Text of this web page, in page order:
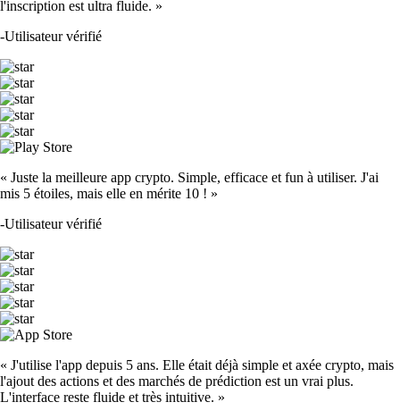
l'inscription est ultra fluide. »
-Utilisateur vérifié
« Juste la meilleure app crypto. Simple, efficace et fun à utiliser. J'ai
mis 5 étoiles, mais elle en mérite 10 ! »
-Utilisateur vérifié
« J'utilise l'app depuis 5 ans. Elle était déjà simple et axée crypto, mais
l'ajout des actions et des marchés de prédiction est un vrai plus.
L'interface reste fluide et très intuitive. »